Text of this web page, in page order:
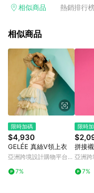
回饋訂單不得享有 Pinkoi 站
行為，不具贈點資格，部分退
貨後 45 天後發送。 8. 群眾
運費，攤位費等不具贈點資
顏色、價位、贈品如與
Pinkoi 購物商品資訊頁及購
則請以點數紅包活動說明為
頁面後才首次下載 Pinkoi
上，首次下載 Pinkoi APP
相似商品 熱銷排行
相似商品
限時加碼
$4,930
GELÉE 真絲V領上衣
亞洲跨境設計購物平台
7%
限時
拼接
亞洲跨
7%